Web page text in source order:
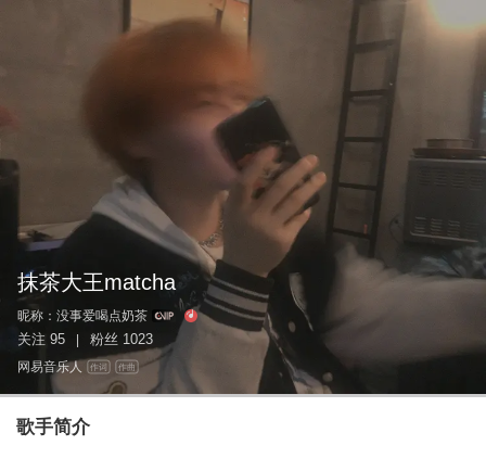
抹茶大王matcha
昵称： 没事爱喝点奶茶
关注 95 粉丝 1023
网易音乐人 作词 作曲
歌手简介